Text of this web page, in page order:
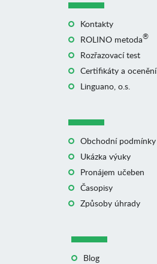
Kontakty
ROLINO metoda®
Rozřazovací test
Certifikáty a ocenění
Linguano, o.s.
Obchodní podmínky
Ukázka výuky
Pronájem učeben
Časopisy
Způsoby úhrady
Blog